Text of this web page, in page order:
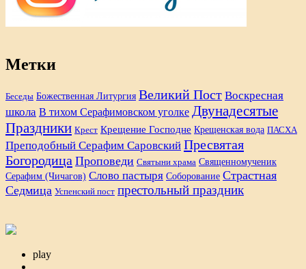
Метки
Беседы Божественная Литургия Великий Пост Воскресная
школа В тихом Серафимовском уголке Двунадесятые
Праздники Крест Крещение Господне Крещенская вода ПАСХА
Преподобный Серафим Саровский Пресвятая
Богородица Проповеди Святыни храма Священномученик
Серафим (Чичагов) Слово пастыря Соборование Страстная
Седмица Успенский пост престольный праздник
play